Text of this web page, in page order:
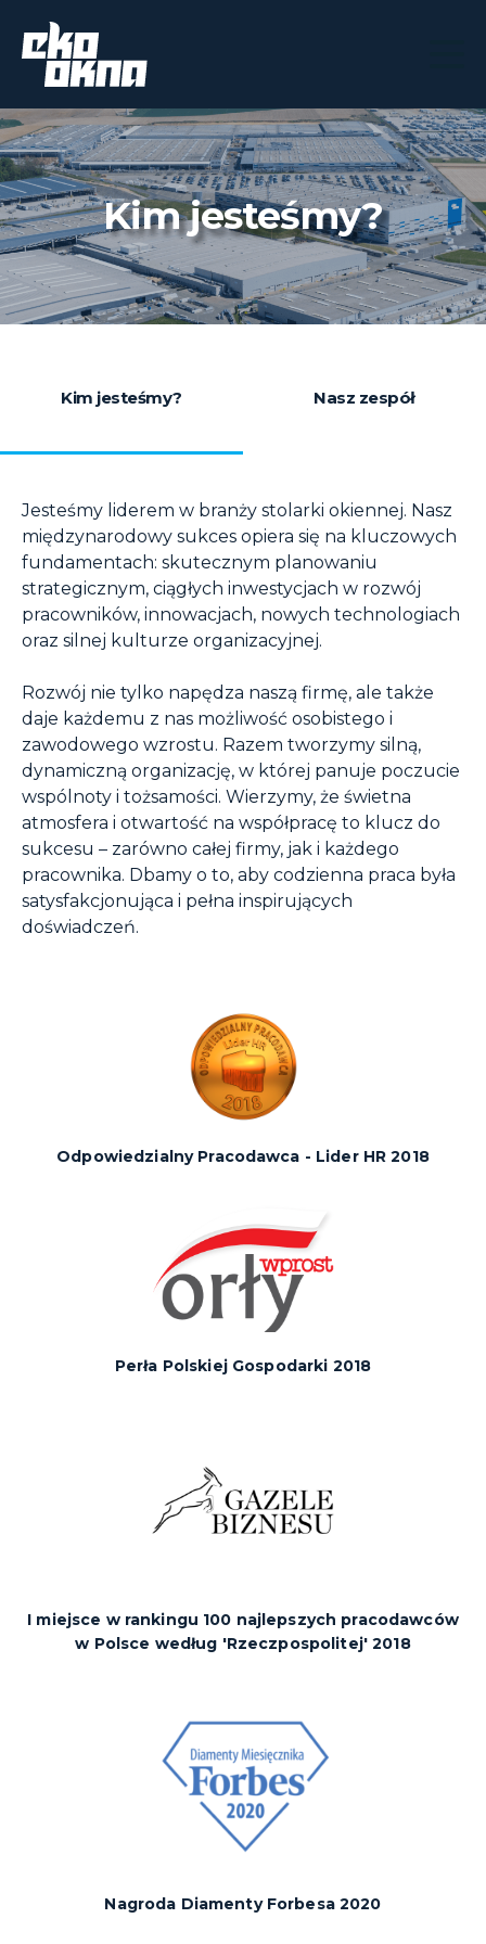
Kim jesteśmy?
Kim jesteśmy? Nasz zespół
Jesteśmy liderem w branży stolarki okiennej. Nasz
międzynarodowy sukces opiera się na kluczowych
fundamentach: skutecznym planowaniu
strategicznym, ciągłych inwestycjach w rozwój
pracowników, innowacjach, nowych technologiach
oraz silnej kulturze organizacyjnej.
Rozwój nie tylko napędza naszą firmę, ale także
daje każdemu z nas możliwość osobistego i
zawodowego wzrostu. Razem tworzymy silną,
dynamiczną organizację, w której panuje poczucie
wspólnoty i tożsamości. Wierzymy, że świetna
atmosfera i otwartość na współpracę to klucz do
sukcesu – zarówno całej firmy, jak i każdego
pracownika. Dbamy o to, aby codzienna praca była
satysfakcjonująca i pełna inspirujących
doświadczeń.
Odpowiedzialny Pracodawca - Lider HR 2018
Perła Polskiej Gospodarki 2018
I miejsce w rankingu 100 najlepszych pracodawców
w Polsce według 'Rzeczpospolitej' 2018
Nagroda Diamenty Forbesa 2020